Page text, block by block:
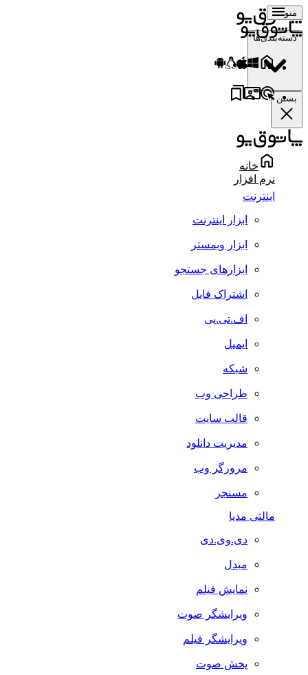
منو
دسته‌بندی‌ها
بستن
خانه
نرم افزار
اینترنت
ابزار اینترنت
ابزار وبمستر
ابزارهای جستجو
اشتراک فایل
اف.تی.پی
ایمیل
شبکه
طراحی وب
قالب سایت
مدیریت دانلود
مرورگر وب
مسنجر
مالتی مدیا
دی.وی.دی
مبدل
نمایش فیلم
ویرایشگر صوت
ویرایشگر فیلم
پخش صوت